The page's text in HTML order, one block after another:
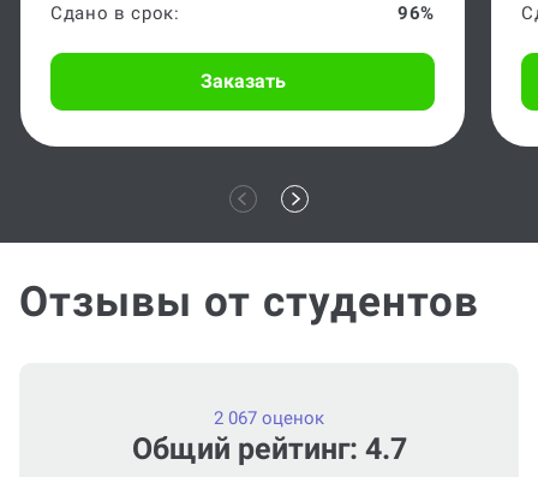
Сдано в срок:
96%
Заказать
Отзывы от студентов
Общий рейтинг: 4.7
2 067 оценок